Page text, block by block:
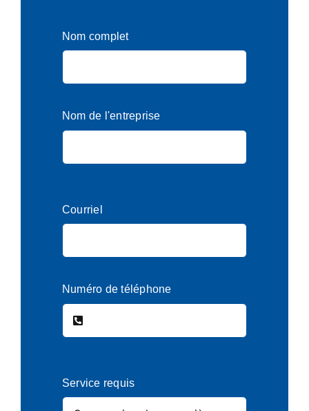
Nom complet
Nom de l'entreprise
Courriel
Numéro de téléphone
Service requis